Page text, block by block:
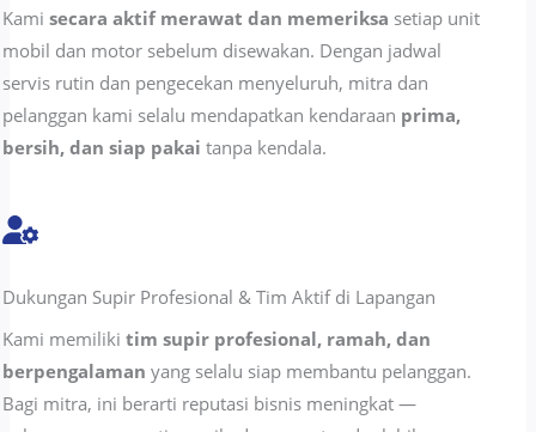
Kamisecara aktif merawat dan memeriksa setiap unit
mobil dan motor sebelum disewakan. Dengan jadwal
servis rutin dan pengecekan menyeluruh, mitra dan
pelanggan kami selalu mendapatkan kendaraan prima,
bersih, dan siap pakai tanpa kendala.
Dukungan Supir Profesional & Tim Aktif di Lapangan
Kami memilikitim supir profesional, ramah, dan
berpengalaman yang selalu siap membantu pelanggan.
Bagi mitra, ini berarti reputasi bisnis meningkat —